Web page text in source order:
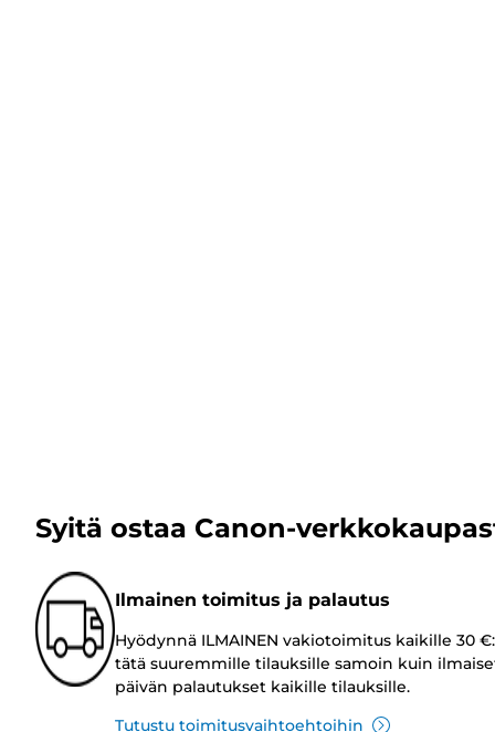
Syitä ostaa Canon-
Ilmainen toimitus ja palautus
Hyödynnä ILMAINEN vakiotoimitus kaikille 30
tätä suuremmille tilauksille samoin kuin
päivän palautukset kaikille tilauksille.
Tutustu toimitusvaihtoehtoihin